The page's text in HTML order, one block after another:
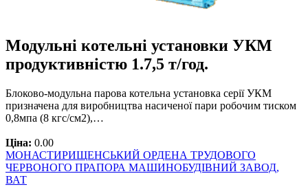
Модульні котельні установки УКМ
продуктивністю 1.7,5 т/год.
Блоково-модульна парова котельна установка серії УКМ
призначена для виробництва насиченої пари робочим тиском
0,8мпа (8 кгс/см2),…
Ціна: 0.00
МОНАСТИРИЩЕНСЬКИЙ ОРДЕНА ТРУДОВОГО
ЧЕРВОНОГО ПРАПОРА МАШИНОБУДІВНИЙ ЗАВОД,
ВАТ